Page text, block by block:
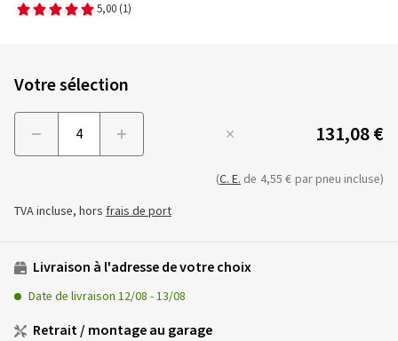
5,00 (1)
Votre sélection
131,08 €
(C. E. de 4,55 € par pneu incluse)
TVA incluse, hors frais de port
Livraison à l'adresse de votre choix
Date de livraison 12/08 -13/08
Retrait / montage au garage